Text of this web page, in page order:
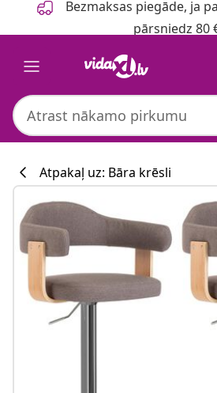
Bezmaksas piegāde, ja
pārsniedz 80
Atpakaļ uz: Bāra krēsli